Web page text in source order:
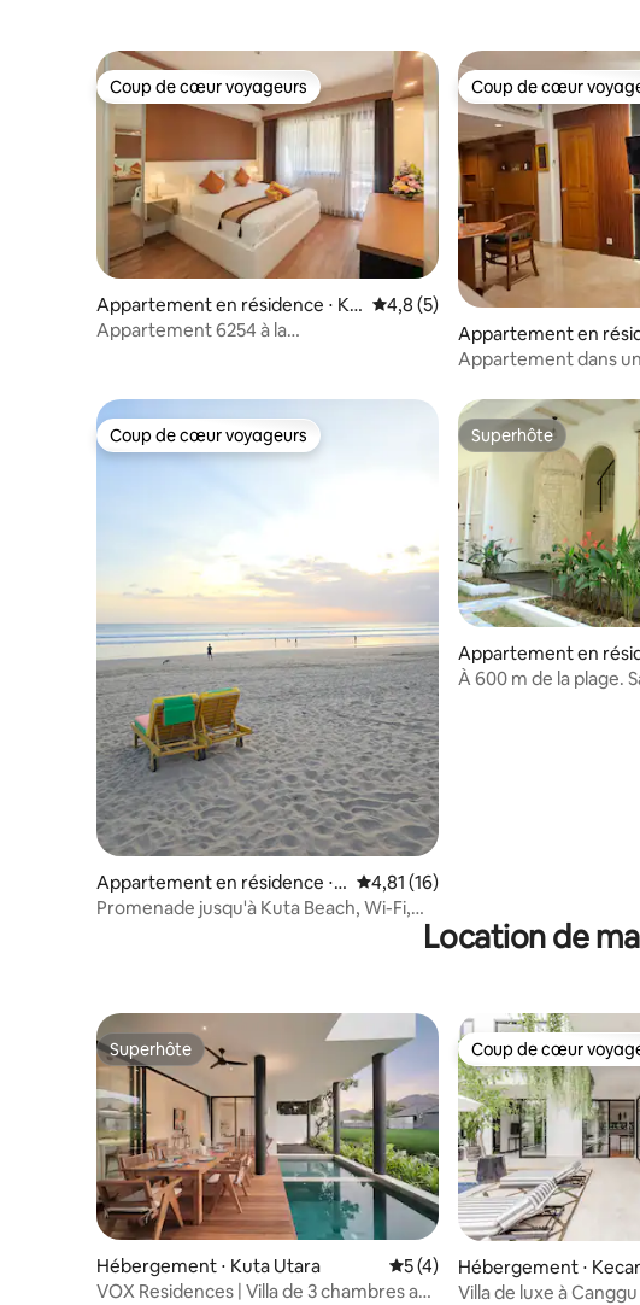
Coup de cœur voyageurs
Coup de cœur voyageurs
Appartement en résidence ⋅ Ku
ta
Évaluation moyenne sur la
4,8 (5)
Appartement 6254 à la
Coup de cœur
Coup de cœur
Appartement en
Kuta
Appartement dans
Beach
Coup de cœur voyageurs
Coup de cœur voyageurs
Appartement en résidence ⋅
Kuta
Évaluation moyenne sur la base
4,81 (16)
Promenade jusqu'à Kuta Beach, Wi-Fi,
Superhôte
Superhôte
Appartement en
Kuta
À 600 m de la plage.
Location de
Superhôte
Superhôte
Hébergement ⋅ Kuta Utara Évaluation moyenne sur la
5 (4)
VOX Residences | Villa de 3 chambres au
Coup de cœur
Coup de cœur
Hébergement ⋅
uta Utara
Villa de luxe à